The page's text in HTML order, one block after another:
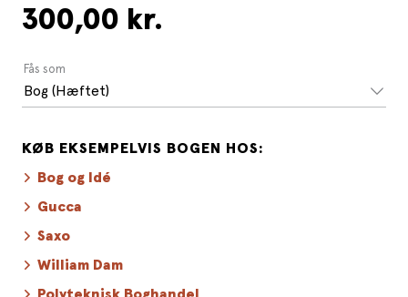
300,00 kr.
Fås som
Bog (Hæftet)
KØB EKSEMPELVIS BOGEN HOS:
Bog og Idé
Gucca
Saxo
William Dam